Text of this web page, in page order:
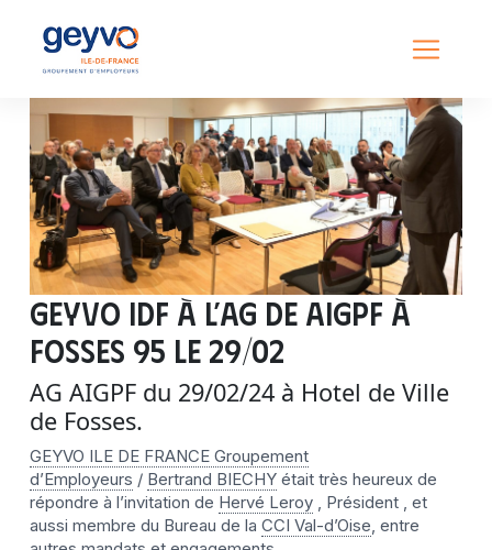
GEYVO IDF à l’AG de AIGPF à
FOSSES 95 le 29/02
AG AIGPF du 29/02/24 à Hotel de Ville
de Fosses.
GEYVO ILE DE FRANCE Groupement
d’Employeurs / Bertrand BIECHY était très heureux de
répondre à l’invitation de Hervé Leroy , Président , et
aussi membre du Bureau de la CCI Val-d’Oise, entre